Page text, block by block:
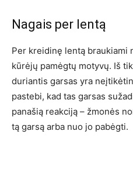
Nagais per lentą
Per kreidinę lentą braukiami
kūrėjų pamėgtų motyvų. Iš
duriantis garsas yra
pastebi, kad tas garsas
panašią reakciją – žmonės
tą garsą arba nuo jo pabėgti.